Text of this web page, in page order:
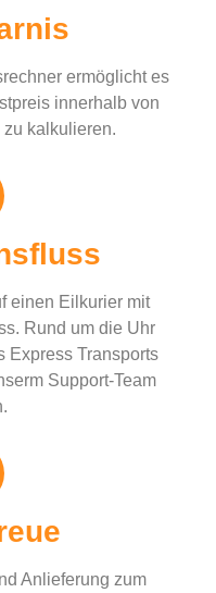
ermöglicht es
innerhalb von
kalkulieren.
einen Eilkurier mit
Rund um die Uhr
Express Transports
Support-Team
Anlieferung zum